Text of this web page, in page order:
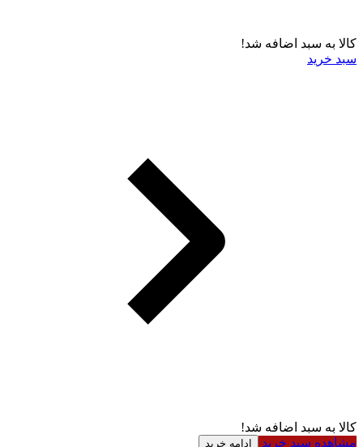
کالا به سبد اضافه شد!
سبد خرید
کالا به سبد اضافه شد!
مشاهده سبد خرید
ادامه خرید